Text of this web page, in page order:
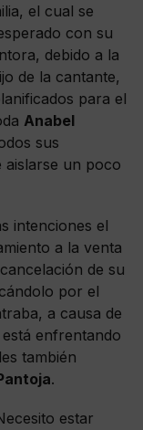
el cual se
con su
debido a la
de la cantante,
para el
Anabel
sus
aislarse un poco
intenciones el
a la venta
de su
por el
a causa de
enfrentando
también
.
estar